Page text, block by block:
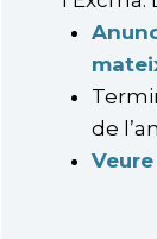
de